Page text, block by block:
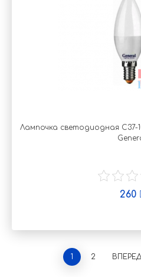
Лампочка светодиодная C37-
260
1 2